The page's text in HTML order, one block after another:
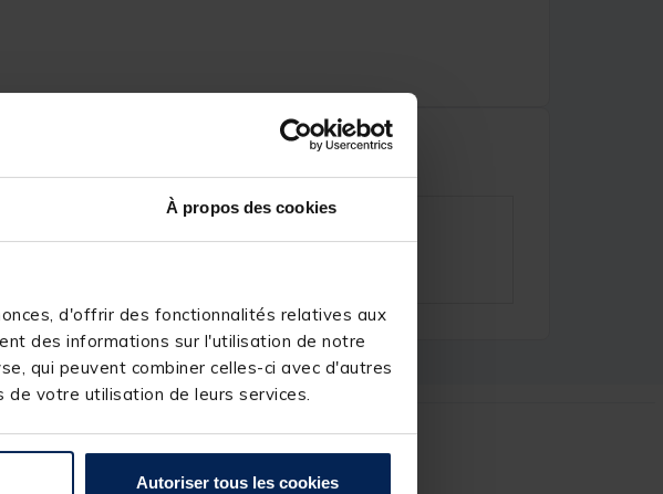
À propos des cookies
d'offrir des fonctionnalités relatives aux
des informations sur l'utilisation de notre
qui peuvent combiner celles-ci avec d'autres
votre utilisation de leurs services.
Autoriser tous les cookies
intéresser :